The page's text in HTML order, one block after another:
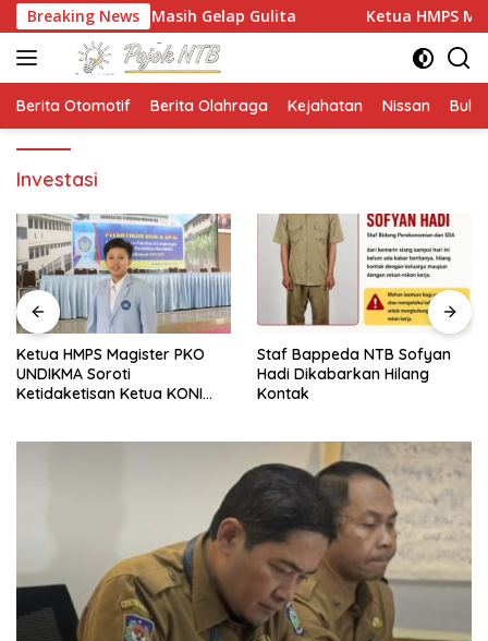
Langsung
ke
konten
Breaking News
Masih Gelap Gulita Ketua HMPS Magister PKO
Berita Otomotif Berita Olahraga Kejahatan Nissan
Investasi
Ketua HMPS Magister PKO
UNDIKMA Soroti
Ketidaketisan Ketua KONI
Staf Bappeda NTB Sofyan
Hadi Dikabarkan Hilang
Kontak